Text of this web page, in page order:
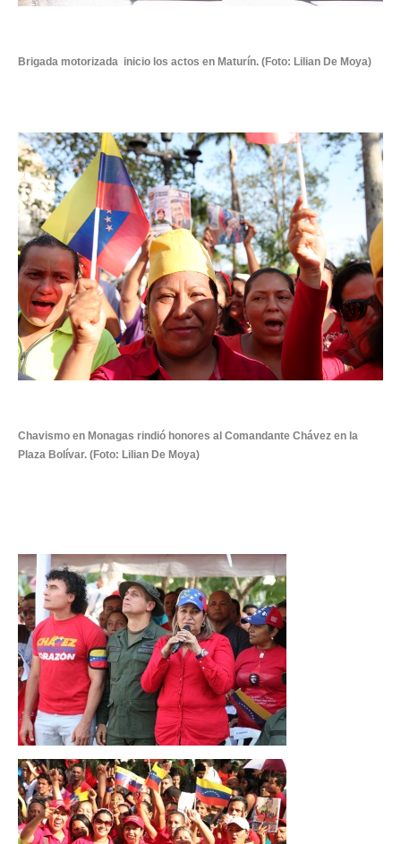
Brigada motorizada inicio los actos en Maturín. (Foto: Lilian De Moya)
Chavismo en Monagas rindió honores al Comandante Chávez en la
Plaza Bolívar. (Foto: Lilian De Moya)